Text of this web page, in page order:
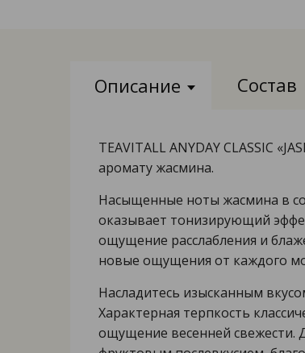
Описание Состав
TEAVITALL ANYDAY CLASSIC
аромату жасмина.
Насыщенные ноты жасмина в
оказывает тонизирующий
ощущение расслабления и
новые ощущения от каждого
Насладитесь изысканным
Характерная терпкость
ощущение весенней свежести.